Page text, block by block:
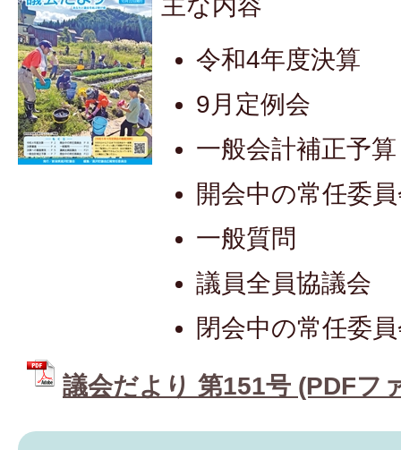
主な内容
令和4年度決算
9月定例会
一般会計補正予算
開会中の常任委
一般質問
議員全員協議会
閉会中の常任委
議会だより 第151号 (PDFフ